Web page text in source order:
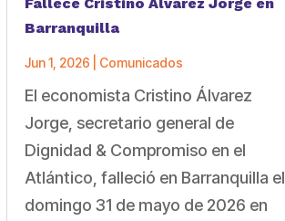
Barranquilla
Jun 1, 2026 Comunicados
El economista Cristino Álvarez
Jorge, secretario general de
Dignidad & Compromiso en el
Atlántico, falleció en Barranquilla el
domingo 31 de mayo de 2026 en